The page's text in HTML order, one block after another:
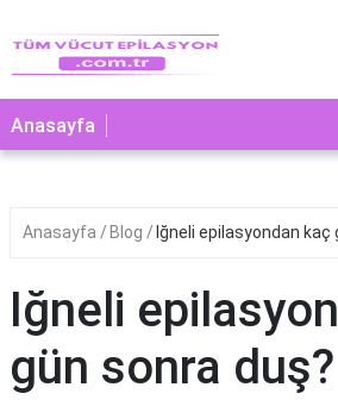
Anasayfa
Anasayfa Blog Iğneli epilasyondan kaç
Iğneli
gün sonra duş?